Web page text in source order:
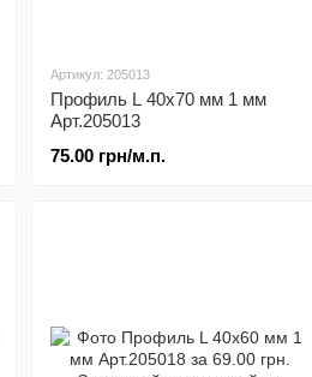
Артикул: 205013
Профиль L 40х70 мм 1 мм
Арт.205013
75.00 грн/м.п.